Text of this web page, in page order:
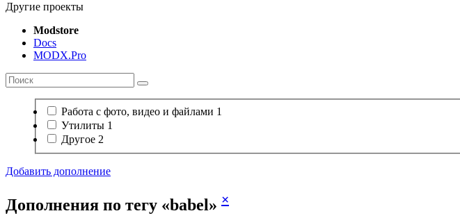
Другие проекты
Modstore
Docs
MODX.Pro
Работа с фото, видео и файлами 1
Утилиты 1
Другое 2
Добавить дополнение
Дополнения по тегу «babel» ×